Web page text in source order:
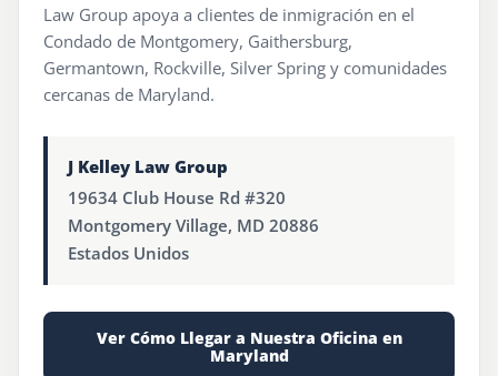
Law Group apoya a clientes de inmigración en el
Condado de Montgomery, Gaithersburg,
Germantown, Rockville, Silver Spring y comunidades
cercanas de Maryland.
J Kelley Law Group
19634 Club House Rd #320
Montgomery Village, MD 20886
Estados Unidos
Ver Cómo Llegar a Nuestra Oficina en
Maryland